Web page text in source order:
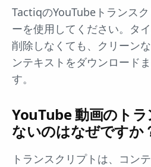
TactiqのYouTubeトランス
ーを使用してください。タ
削除しなくても、クリーン
ンテキストをダウンロード
す。
YouTube 動画のト
ないのはなぜですか
トランスクリプトは、コン